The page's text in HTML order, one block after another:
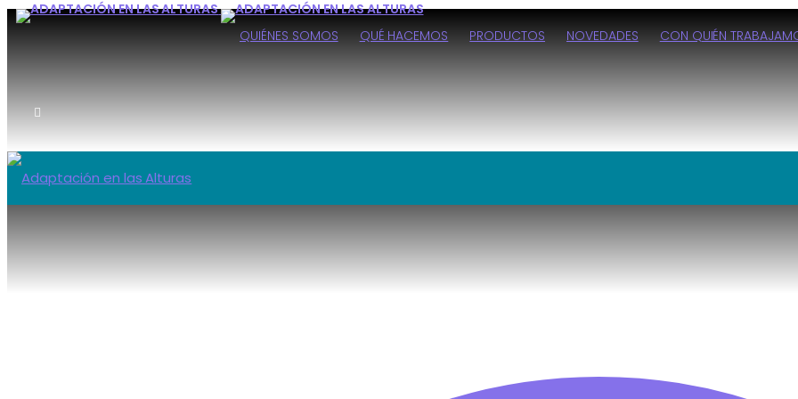
QUIÉNES SOMOS QUÉ HACEMOS PRODUCTOS NOVEDADES CON QUIÉN